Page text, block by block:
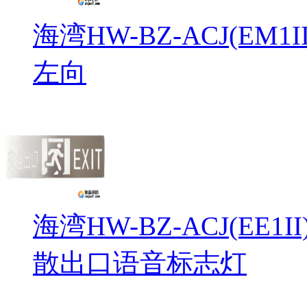
海湾HW-BZ-
左向
海湾HW-BZ-
散出口语音标志灯